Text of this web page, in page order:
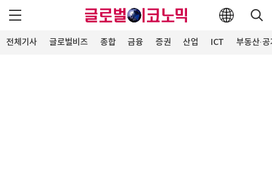
전체기사 글로벌비즈 종합 금융 증권 산업 ICT 부동산·